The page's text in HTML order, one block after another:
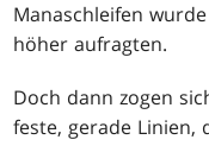
Manaschleifen
höher aufragten.
Doch dann zogen
feste, gerade Linien,